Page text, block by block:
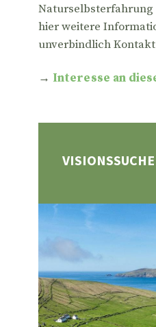
hier weitere
unverbindlich
→ Interesse an